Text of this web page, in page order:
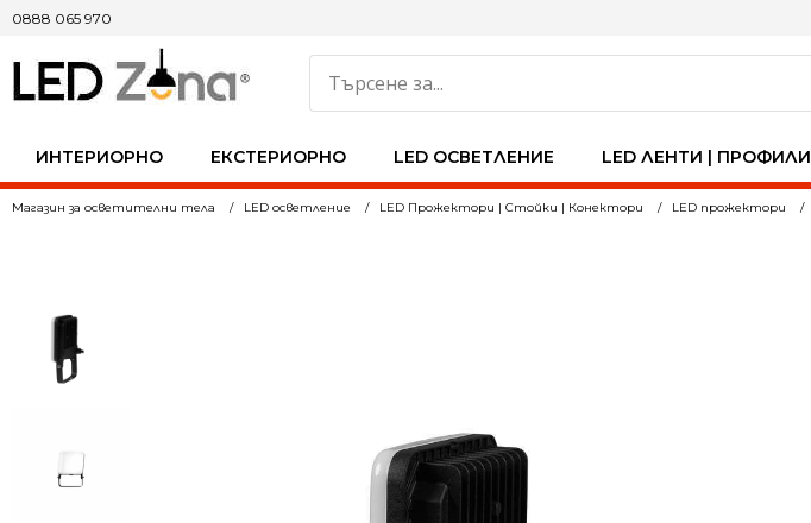
ИНТЕРИОРНО ЕКСТЕРИОРНО LED ОСВЕТЛЕНИЕ LED ЛЕНТИ | ПРОФИЛИ
0888 065 970
Магазин за осветителни тела LED осветление LED Прожектори | Стойки | Конектори LED прожектори